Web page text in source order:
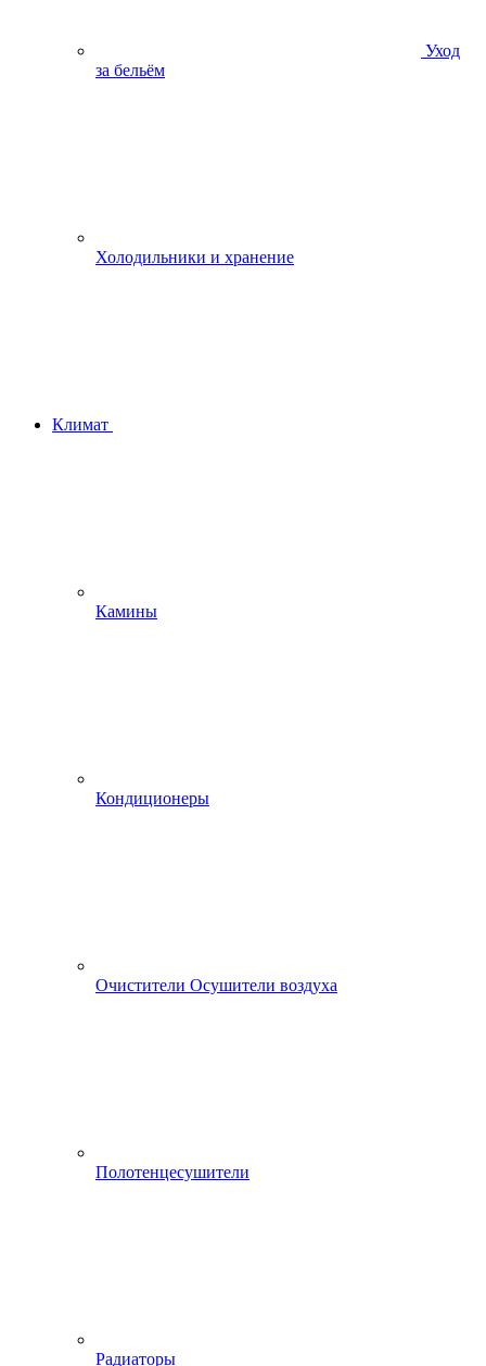
Уход
за бельём
Холодильники и хранение
Климат
Камины
Кондиционеры
Очистители Осушители воздуха
Полотенцесушители
Радиаторы